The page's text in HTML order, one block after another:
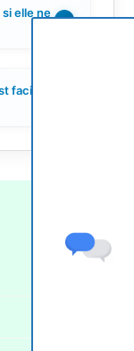
elle ne
+
facile à